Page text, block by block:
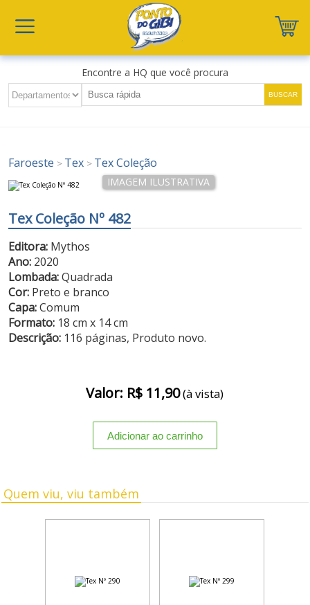
Encontre a HQ que você procura
Faroeste > Tex > Tex Coleção
Tex Coleção Nº 482
Editora: Mythos
Ano: 2020
Lombada:Quadrada
Cor: Preto e branco
Capa:Comum
Formato: 18 cm x 14 cm
Descrição: 116 páginas, Produto novo.
Valor: R$ 11,90(à vista)
Quem viu, viu também